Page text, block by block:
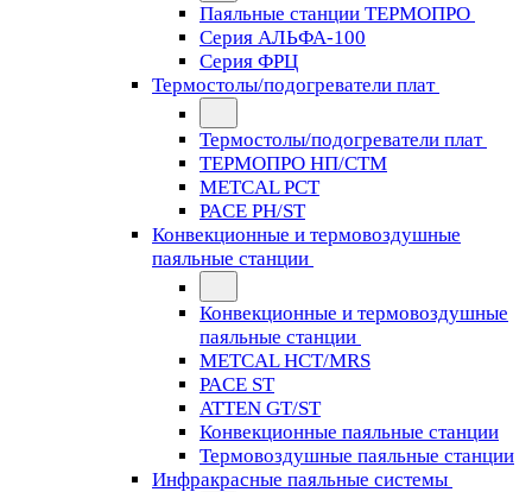
Паяльные станции ТЕРМОПРО
Серия АЛЬФА-100
Серия ФРЦ
Термостолы/подогреватели плат
Термостолы/подогреватели плат
ТЕРМОПРО НП/СТМ
METCAL PCT
PACE PH/ST
Конвекционные и термовоздушные
паяльные станции
Конвекционные и термовоздушные
паяльные станции
METCAL HCT/MRS
PACE ST
ATTEN GT/ST
Конвекционные паяльные станции
Термовоздушные паяльные станции
Инфракрасные паяльные системы